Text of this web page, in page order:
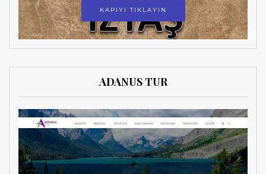
KAPIYI TIKLAYIN
ADANUS TUR